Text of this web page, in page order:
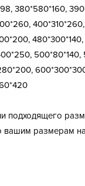
380*580*160,
подходящего
вашим размерам